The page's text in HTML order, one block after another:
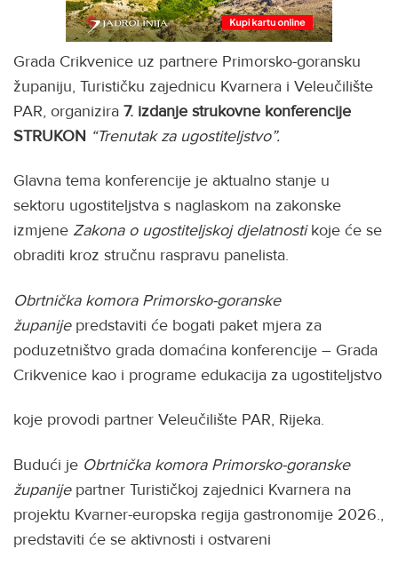
Grada Crikvenice uz partnere Primorsko-goransku
županiju, Turističku zajednicu Kvarnera i Veleučilište
PAR, organizira 7. izdanje strukovne konferencije
STRUKON “Trenutak za ugostiteljstvo”.
Glavna tema konferencije je aktualno stanje u
sektoru ugostiteljstva s naglaskom na zakonske
izmjene Zakona o ugostiteljskoj djelatnostikoje će se
obraditi kroz stručnu raspravu panelista.
Obrtnička komora Primorsko-goranske
županijepredstaviti će bogati paket mjera za
poduzetništvo grada domaćina konferencije – Grada
Crikvenice kao i programe edukacija za ugostiteljstvo
koje provodi partner Veleučilište PAR, Rijeka.
Budući je Obrtnička komora Primorsko-goranske
županijepartner Turističkoj zajednici Kvarnera na
projektu Kvarner-europska regija gastronomije 2026.,
predstaviti će se aktivnosti i ostvareni